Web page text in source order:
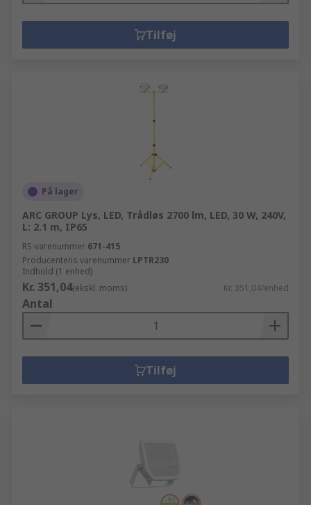
Tilføj
På lager
ARC GROUP Lys, LED, Trådløs 2700 lm, LED, 30 W, 240V,
L: 2.1 m, IP65
RS-varenummer 671-415
Producentens varenummer LPTR230
Indhold (1 enhed)
Kr. 351,04(ekskl. moms) Kr. 351,04/enhed
Antal
Tilføj